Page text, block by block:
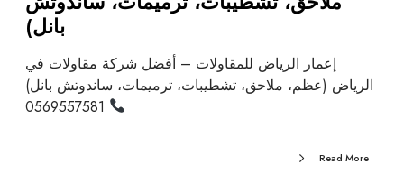
بانل)
إعمار الرياض للمقاولات – أفضل شركة مقاولات في
الرياض (عظم، ملاحق، تشطيبات، ترميمات، ساندوتش بانل)
Read More